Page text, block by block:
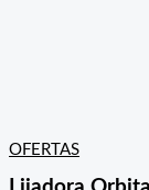
OFERTAS